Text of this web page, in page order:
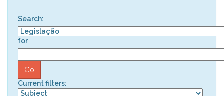
Search:
for
Current filters: